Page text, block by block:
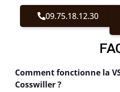
09.75.18.12.30
Comment fonctionne la
Cosswiller ?